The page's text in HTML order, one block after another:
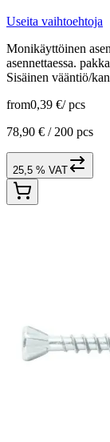
Useita vaihtoehtoja
Monikäyttöinen
asennettaessa.
Sisäinen vääntiö/
from0,39 €/ pcs
78,90 € / 200 pcs
25,5 % VAT